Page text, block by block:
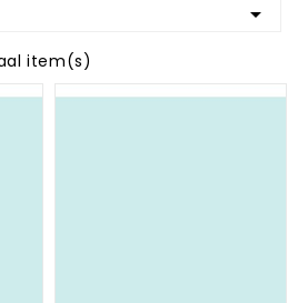

item(s)